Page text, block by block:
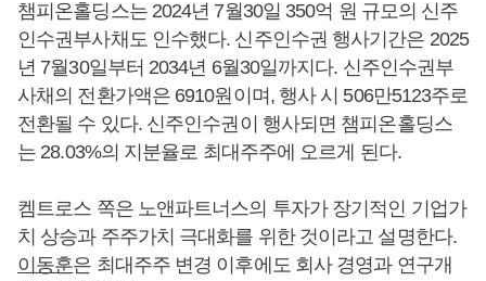
챔피온홀딩스는 2024년 7월30일 350억 원 규모의 신주
인수권부사채도 인수했다. 신주인수권 행사기간은 2025
년 7월30일부터 2034년 6월30일까지다. 신주인수권부
사채의 전환가액은 6910원이며, 행사 시 506만5123주로
전환될 수 있다. 신주인수권이 행사되면 챔피온홀딩스
는 28.03%의 지분율로 최대주주에 오르게 된다.
켐트로스 쪽은 노앤파트너스의 투자가 장기적인 기업가
치 상승과 주주가치 극대화를 위한 것이라고 설명한다.
이동훈은 최대주주 변경 이후에도 회사 경영과 연구개